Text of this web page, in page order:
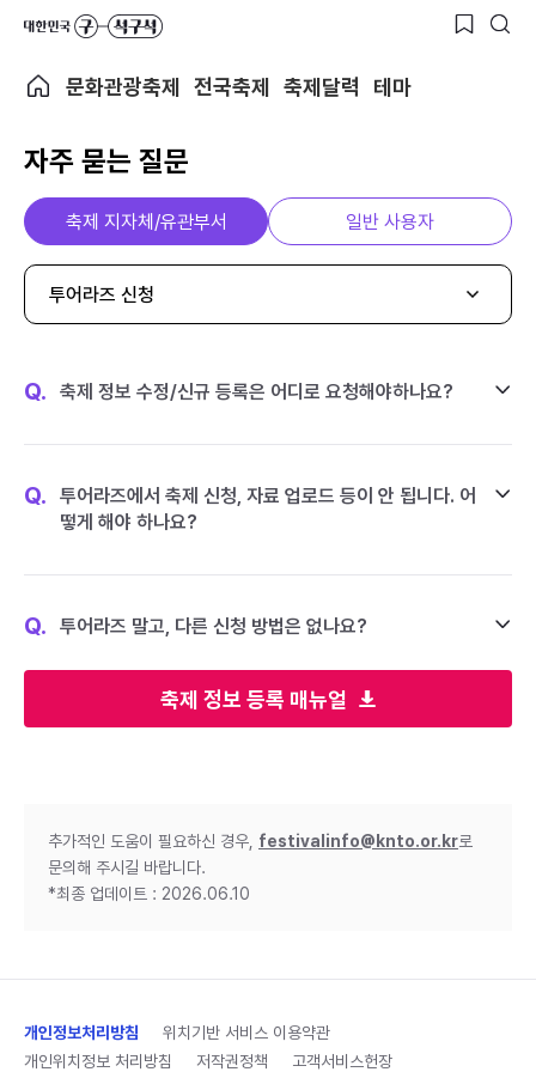
문화관광축제 전국축제 축제달력 테마
자주 묻는 질문
축제 정보 등록 매뉴얼
축제 지자체/유관부서 일반 사용자
투어라즈 신청
Q. 축제 정보 수정/신규 등록은 어디로 요청해야하나요?
Q.
투어라즈에서 축제 신청, 자료 업로드 등이 안 됩니다. 어
떻게 해야 하나요?
Q. 투어라즈 말고, 다른 신청 방법은 없나요?
추가적인 도움이 필요하신 경우, festivalinfo@knto.or.kr로
문의해 주시길 바랍니다.
*최종 업데이트 : 2026.06.10
개인정보처리방침
위치기반 서비스 이용약관
개인위치정보 처리방침
저작권정책 고객서비스헌장